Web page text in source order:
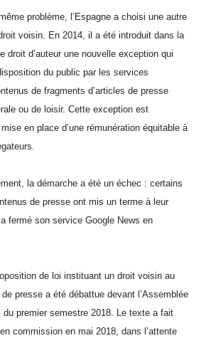
problème, l’Espagne a choisi une autre
voisin. En 2014, il a été introduit dans la
droit d’auteur une nouvelle exception qui
du public par les services
de fragments d’articles de presse
ou de loisir. Cette exception est
en place d’une rémunération équitable à
la démarche a été un échec : certains
de presse ont mis un terme à leur
fermé son service Google News en
de loi instituant un droit voisin au
presse a été débattue devant l’Assemblée
du premier semestre 2018. Le texte a fait
en commission en mai 2018, dans l’attente